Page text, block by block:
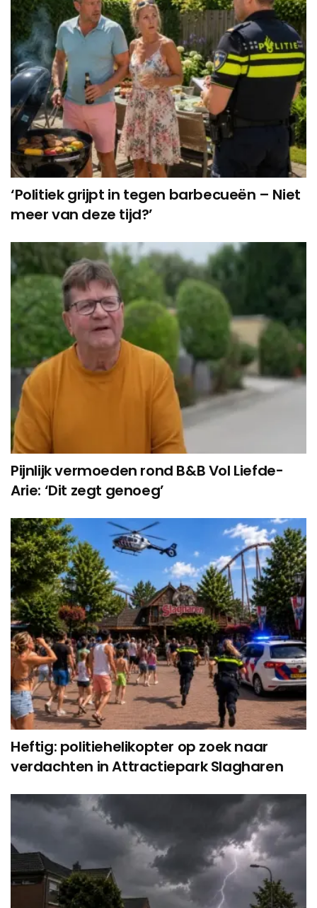
‘Politiek grijpt in tegen barbecueën – Niet
meer van deze tijd?’
Pijnlijk vermoeden rond B&B Vol Liefde-
Arie: ‘Dit zegt genoeg’
Heftig: politiehelikopter op zoek naar
verdachten in Attractiepark Slagharen